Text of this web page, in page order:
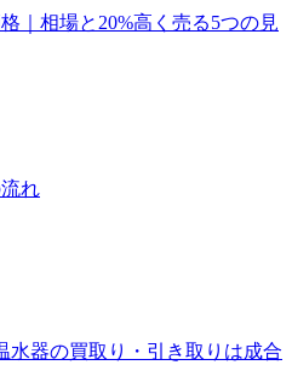
｜相場と20%高く売る5つの見
れ